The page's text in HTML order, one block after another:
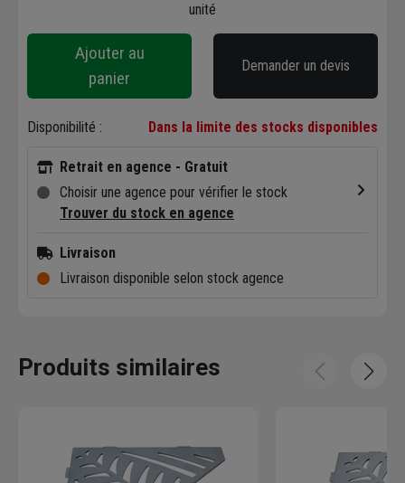
unité
Ajouter au
panier
Demander un devis
Disponibilité : Dans la limite des stocks disponibles
Retrait en agence - Gratuit
Choisir une agence pour vérifier le stock
Trouver du stock en agence
Livraison
Livraison disponible selon stock agence
Produits similaires